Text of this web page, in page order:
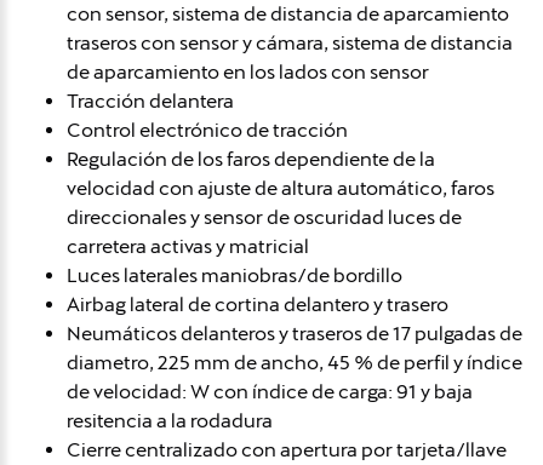
con sensor, sistema de distancia de aparcamiento
traseros con sensor y cámara, sistema de distancia
de aparcamiento en los lados con sensor
Tracción delantera
Control electrónico de tracción
Regulación de los faros dependiente de la
velocidad con ajuste de altura automático, faros
direccionales y sensor de oscuridad luces de
carretera activas y matricial
Luces laterales maniobras/de bordillo
Airbag lateral de cortina delantero y trasero
Neumáticos delanteros y traseros de 17 pulgadas de
diametro, 225 mm de ancho, 45 % de perfil y índice
de velocidad: W con índice de carga: 91 y baja
resitencia a la rodadura
Cierre centralizado con apertura por tarjeta/llave